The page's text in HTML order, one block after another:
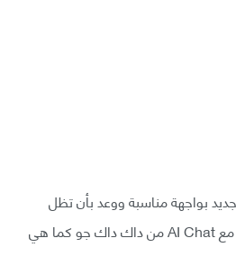
بواجهة مناسبة ووعد بأن تظل
المحادثات معه خاصة، وذلك مع AI Chat من داك داك جو كما هي